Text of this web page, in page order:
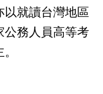
以就讀台灣地區
公務人員高等考